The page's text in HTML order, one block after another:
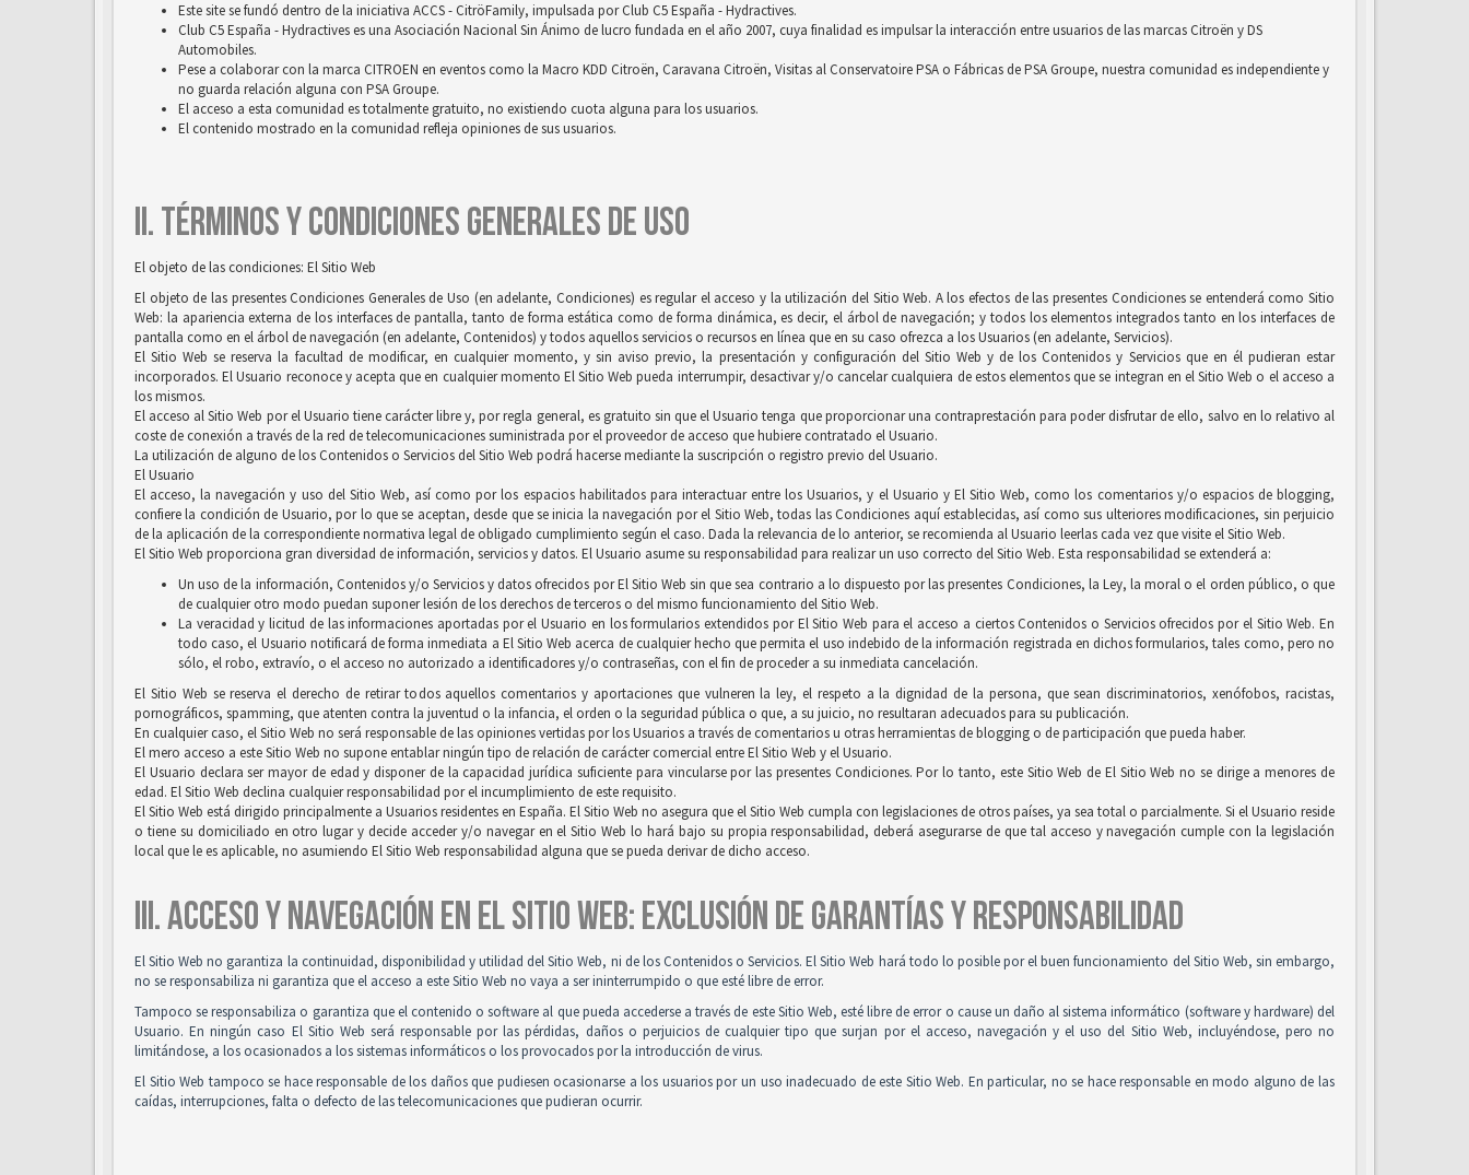
Este site se fundó dentro de la iniciativa ACCS - CitröFamily, impulsada por Club C5 España - Hydractives.
Club C5 España - Hydractives es una Asociación Nacional Sin Ánimo de lucro fundada en el año 2007, cuya finalidad es impulsar la interacción entre usuarios de las marcas Citroën y DS
Automobiles.
Pese a colaborar con la marca CITROEN en eventos como la Macro KDD Citroën, Caravana Citroën, Visitas al Conservatoire PSA o Fábricas de PSA Groupe, nuestra comunidad es independiente y
no guarda relación alguna con PSA Groupe.
El acceso a esta comunidad es totalmente gratuito, no existiendo cuota alguna para los usuarios.
El contenido mostrado en la comunidad refleja opiniones de sus usuarios.
II. TÉRMINOS Y CONDICIONES GENERALES DE USO
El objeto de las condiciones: El Sitio Web
El objeto de las presentes Condiciones Generales de Uso (en adelante, Condiciones) es regular el acceso y la utilización del Sitio Web. A los efectos de las presentes Condiciones se entenderá como Sitio
Web: la apariencia externa de los interfaces de pantalla, tanto de forma estática como de forma dinámica, es decir, el árbol de navegación; y todos los elementos integrados tanto en los interfaces de
pantalla como en el árbol de navegación (en adelante, Contenidos) y todos aquellos servicios o recursos en línea que en su caso ofrezca a los Usuarios (en adelante, Servicios).
El Sitio Web se reserva la facultad de modificar, en cualquier momento, y sin aviso previo, la presentación y configuración del Sitio Web y de los Contenidos y Servicios que en él pudieran estar
incorporados. El Usuario reconoce y acepta que en cualquier momento El Sitio Web pueda interrumpir, desactivar y/o cancelar cualquiera de estos elementos que se integran en el Sitio Web o el acceso a
los mismos.
El acceso al Sitio Web por el Usuario tiene carácter libre y, por regla general, es gratuito sin que el Usuario tenga que proporcionar una contraprestación para poder disfrutar de ello, salvo en lo relativo al
coste de conexión a través de la red de telecomunicaciones suministrada por el proveedor de acceso que hubiere contratado el Usuario.
La utilización de alguno de los Contenidos o Servicios del Sitio Web podrá hacerse mediante la suscripción o registro previo del Usuario.
El Usuario
El acceso, la navegación y uso del Sitio Web, así como por los espacios habilitados para interactuar entre los Usuarios, y el Usuario y El Sitio Web, como los comentarios y/o espacios de blogging,
confiere la condición de Usuario, por lo que se aceptan, desde que se inicia la navegación por el Sitio Web, todas las Condiciones aquí establecidas, así como sus ulteriores modificaciones, sin perjuicio
de la aplicación de la correspondiente normativa legal de obligado cumplimiento según el caso. Dada la relevancia de lo anterior, se recomienda al Usuario leerlas cada vez que visite el Sitio Web.
El Sitio Web proporciona gran diversidad de información, servicios y datos. El Usuario asume su responsabilidad para realizar un uso correcto del Sitio Web. Esta responsabilidad se extenderá a:
Un uso de la información, Contenidos y/o Servicios y datos ofrecidos por El Sitio Web sin que sea contrario a lo dispuesto por las presentes Condiciones, la Ley, la moral o el orden público, o que
de cualquier otro modo puedan suponer lesión de los derechos de terceros o del mismo funcionamiento del Sitio Web.
La veracidad y licitud de las informaciones aportadas por el Usuario en los formularios extendidos por El Sitio Web para el acceso a ciertos Contenidos o Servicios ofrecidos por el Sitio Web. En
todo caso, el Usuario notificará de forma inmediata a El Sitio Web acerca de cualquier hecho que permita el uso indebido de la información registrada en dichos formularios, tales como, pero no
sólo, el robo, extravío, o el acceso no autorizado a identificadores y/o contraseñas, con el fin de proceder a su inmediata cancelación.
El Sitio Web se reserva el derecho de retirar todos aquellos comentarios y aportaciones que vulneren la ley, el respeto a la dignidad de la persona, que sean discriminatorios, xenófobos, racistas,
pornográficos, spamming, que atenten contra la juventud o la infancia, el orden o la seguridad pública o que, a su juicio, no resultaran adecuados para su publicación.
En cualquier caso, el Sitio Web no será responsable de las opiniones vertidas por los Usuarios a través de comentarios u otras herramientas de blogging o de participación que pueda haber.
El mero acceso a este Sitio Web no supone entablar ningún tipo de relación de carácter comercial entre El Sitio Web y el Usuario.
El Usuario declara ser mayor de edad y disponer de la capacidad jurídica suficiente para vincularse por las presentes Condiciones. Por lo tanto, este Sitio Web de El Sitio Web no se dirige a menores de
edad. El Sitio Web declina cualquier responsabilidad por el incumplimiento de este requisito.
El Sitio Web está dirigido principalmente a Usuarios residentes en España. El Sitio Web no asegura que el Sitio Web cumpla con legislaciones de otros países, ya sea total o parcialmente. Si el Usuario reside
o tiene su domiciliado en otro lugar y decide acceder y/o navegar en el Sitio Web lo hará bajo su propia responsabilidad, deberá asegurarse de que tal acceso y navegación cumple con la legislación
local que le es aplicable, no asumiendo El Sitio Web responsabilidad alguna que se pueda derivar de dicho acceso.
III. ACCESO Y NAVEGACIÓN EN EL SITIO WEB: EXCLUSIÓN DE GARANTÍAS Y RESPONSABILIDAD
El Sitio Web no garantiza la continuidad, disponibilidad y utilidad del Sitio Web, ni de los Contenidos o Servicios. El Sitio Web hará todo lo posible por el buen funcionamiento del Sitio Web, sin embargo,
no se responsabiliza ni garantiza que el acceso a este Sitio Web no vaya a ser ininterrumpido o que esté libre de error.
Tampoco se responsabiliza o garantiza que el contenido o software al que pueda accederse a través de este Sitio Web, esté libre de error o cause un daño al sistema informático (software y hardware) del
Usuario. En ningún caso El Sitio Web será responsable por las pérdidas, daños o perjuicios de cualquier tipo que surjan por el acceso, navegación y el uso del Sitio Web, incluyéndose, pero no
limitándose, a los ocasionados a los sistemas informáticos o los provocados por la introducción de virus.
El Sitio Web tampoco se hace responsable de los daños que pudiesen ocasionarse a los usuarios por un uso inadecuado de este Sitio Web. En particular, no se hace responsable en modo alguno de las
caídas, interrupciones, falta o defecto de las telecomunicaciones que pudieran ocurrir.